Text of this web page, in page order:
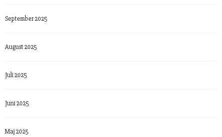
September 2025
August 2025
Juli 2025
Juni 2025
Maj 2025